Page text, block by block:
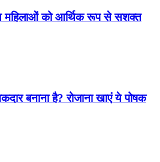
महिलाओं को आर्थिक रूप से सशक्त
बनाना है? रोजाना खाएं ये पोषक